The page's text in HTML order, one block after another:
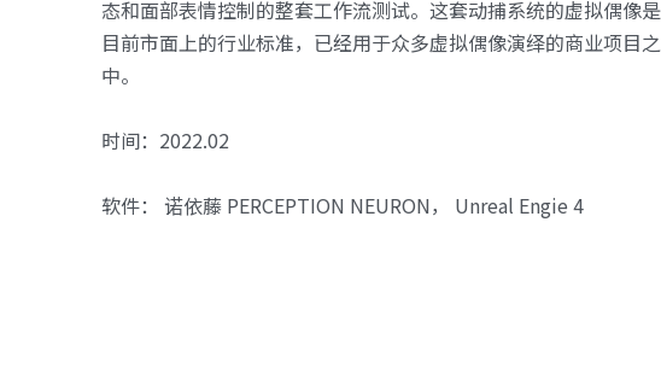
态和面部表情控制的整套工作流测试。这套动捕系统的虚拟偶像是
目前市面上的行业标准，已经用于众多虚拟偶像演绎的商业项目之
中。
时间：2022.02
软件： 诺依藤 PERCEPTION NEURON， Unreal Engie 4